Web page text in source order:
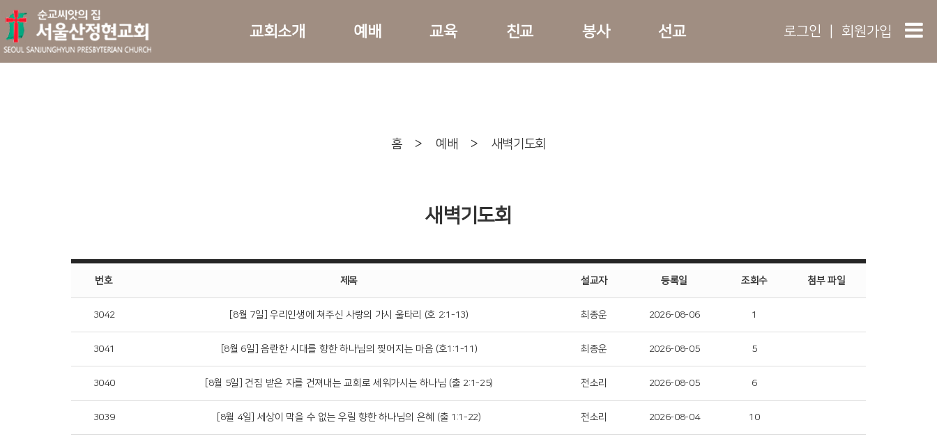
교회소개 예배 교육 친교 봉사 선교 로그인 회원가입
홈 > 예배 > 새벽기도회
새벽기도회
번호 제목 설교자 등록일 조회수 첨부 파일
3042 [8월 7일] 우리인생에 쳐주신 사랑의 가시 울타리 (호 2:1-13) 최종운 2026-08-06 1
3041 [8월 6일] 음란한 시대를 향한 하나님의 찢어지는 마음 (호1:1-11) 최종운 2026-08-05 5
3040 [8월 5일] 건짐 받은 자를 건져내는 교회로 세워가시는 하나님 (출 2:1-25) 전소리 2026-08-05 6
3039 [8월 4일] 세상이 막을 수 없는 우릴 향한 하나님의 은혜 (출 1:1-22) 전소리 2026-08-04 10